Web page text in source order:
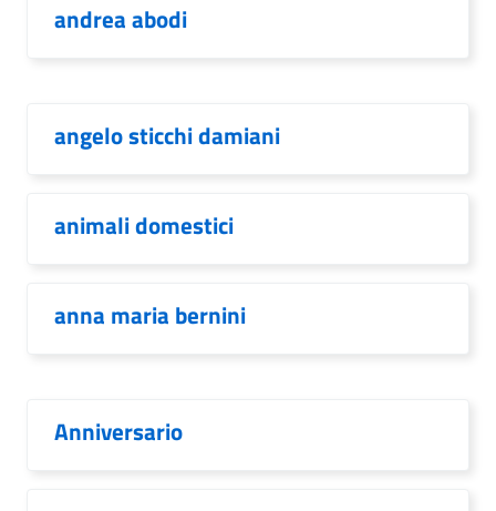
andrea abodi
angelo sticchi damiani
animali domestici
anna maria bernini
Anniversario